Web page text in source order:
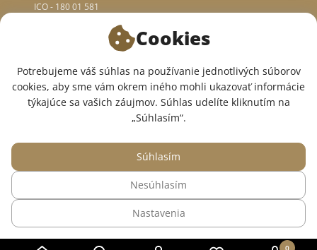
0
ICO - 180 01 581
O OBCHODE
SME V SOCIÁLNYCH SIEŤACH:
© 2015 — 2026, Internetový obchod so zdravotným oblečením InWhite.
Web vytvorilSago Group
Cookies
Potrebujeme váš súhlas na používanie jednotlivých súborov
cookies, aby sme vám okrem iného mohli ukazovať informácie
týkajúce sa vašich záujmov. Súhlas udelíte kliknutím na
„Súhlasím“.
Nastavenia
Nesúhlasím
Súhlasím